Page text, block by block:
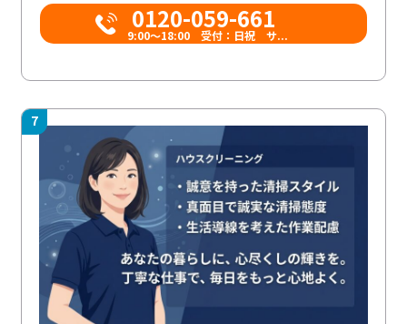
0120-059-661
9:00〜18:00 受付：日祝 サ...
7